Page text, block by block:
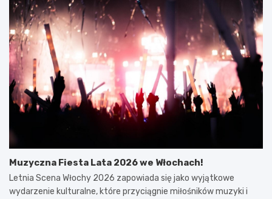
Muzyczna Fiesta Lata 2026 we Włochach!
Letnia Scena Włochy 2026 zapowiada się jako wyjątkowe
wydarzenie kulturalne, które przyciągnie miłośników muzyki i